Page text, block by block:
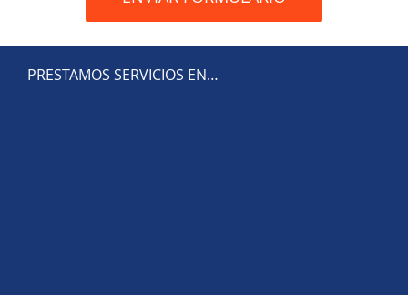
PRESTAMOS SERVICIOS EN…